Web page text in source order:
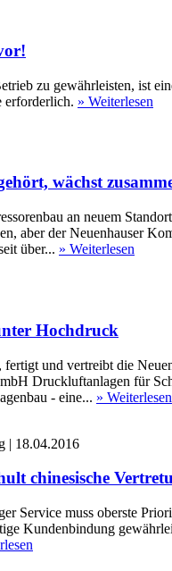
zu gewährleisten, ist
erforderlich. » Weiterlesen
wächst
an neuem
aber der Neuenhauser
über... » Weiterlesen
Hochdruck
und vertreibt die
Druckluftanlagen für
- eine... » Weiterlesen
| 18.04.2016
chinesische
Service muss oberste
Kundenbindung